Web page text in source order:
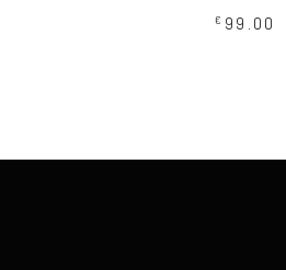
€ 99.00